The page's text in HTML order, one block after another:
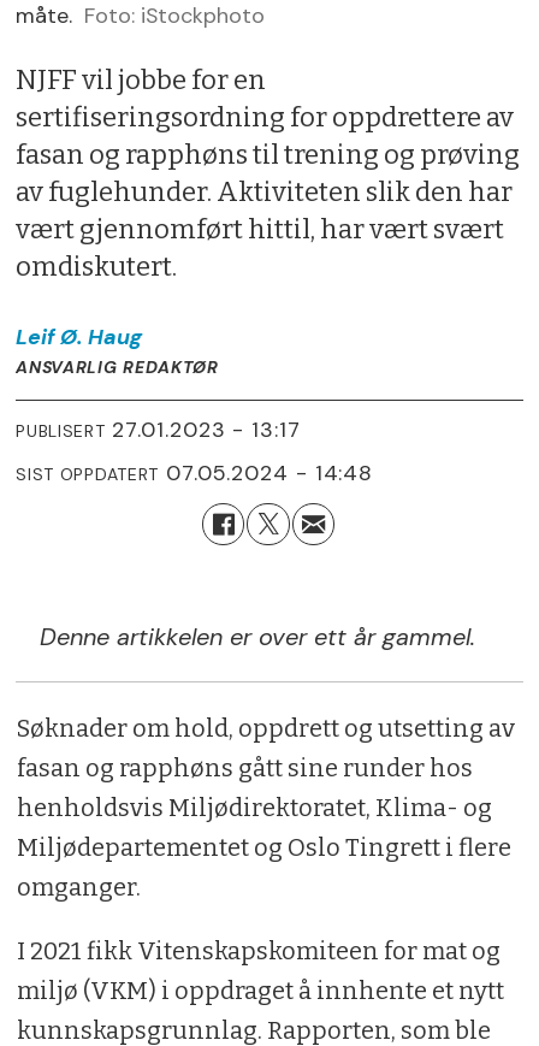
måte. Foto: iStockphoto
NJFF vil jobbe for en
sertifiseringsordning for oppdrettere av
fasan og rapphøns til trening og prøving
av fuglehunder. Aktiviteten slik den har
vært gjennomført hittil, har vært svært
omdiskutert.
Leif Ø. Haug
ANSVARLIG REDAKTØR
PUBLISERT 27.01.2023 - 13:17
SIST OPPDATERT 07.05.2024 - 14:48
Denne artikkelen er over ett år gammel.
Søknader om hold, oppdrett og utsetting av
fasan og rapphøns gått sine runder hos
henholdsvis Miljødirektoratet, Klima- og
Miljødepartementet og Oslo Tingrett i flere
omganger.
I 2021 fikk Vitenskapskomiteen for mat og
miljø (VKM) i oppdraget å innhente et nytt
kunnskapsgrunnlag. Rapporten, som ble